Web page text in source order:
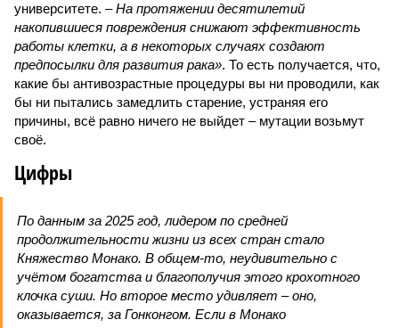
университете. – На протяжении десятилетий
накопившиеся повреждения снижают эффективность
работы клетки, а в некоторых случаях создают
предпосылки для развития рака». То есть получается, что,
какие бы антивозрастные процедуры вы ни проводили, как
бы ни пытались замедлить старение, устраняя его
причины, всё равно ничего не выйдет – мутации возьмут
своё.
Цифры
По данным за 2025 год, лидером по средней
продолжительности жизни из всех стран стало
Княжество Монако. В общем-то, неудивительно с
учётом богатства и благополучия этого крохотного
клочка суши. Но второе место удивляет – оно,
оказывается, за Гонконгом. Если в Монако